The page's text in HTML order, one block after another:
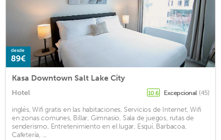
desde
89€
Kasa Downtown Salt Lake City
Hotel 10.6 Excepcional (45)
inglés, Wifi gratis en las habitaciones, Servicios de Internet, Wifi
en zonas comunes, Billar, Gimnasio, Sala de juegos, rutas de
senderismo, Entretenimiento en el lugar, Esquí, Barbacoa,
Cafetería, ...